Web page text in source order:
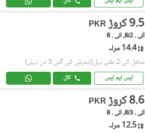
PKR 9.5 کروڑ
آئی ۔ 8/2, آئی ۔ 8
14.4 مرلہ
شامل کی:2 ہفتے پہل (تبدیلی کی گئی:3 دن پہلے)
ایس ایم ایس کال
PKR 8.6 کروڑ
آئی ۔ 8/3, آئی ۔ 8
12.5 مرلہ